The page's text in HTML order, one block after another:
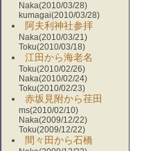
Naka(2010/03/28)
kumagai(2010/03/28)
阿夫利神社参拝
Naka(2010/03/21)
Toku(2010/03/18)
江田から海老名
Toku(2010/02/26)
Naka(2010/02/24)
Toku(2010/02/23)
赤坂見附から荏田
ms(2010/02/10)
Naka(2009/12/22)
Toku(2009/12/22)
間々田から石橋